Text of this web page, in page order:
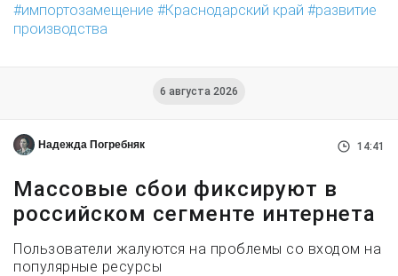
импортозамещение
Краснодарский край
развитие
производства
6 августа 2026
Надежда Погребняк 14:41
Массовые сбои фиксируют в
российском сегменте интернета
Пользователи жалуются на проблемы со входом на
популярные ресурсы